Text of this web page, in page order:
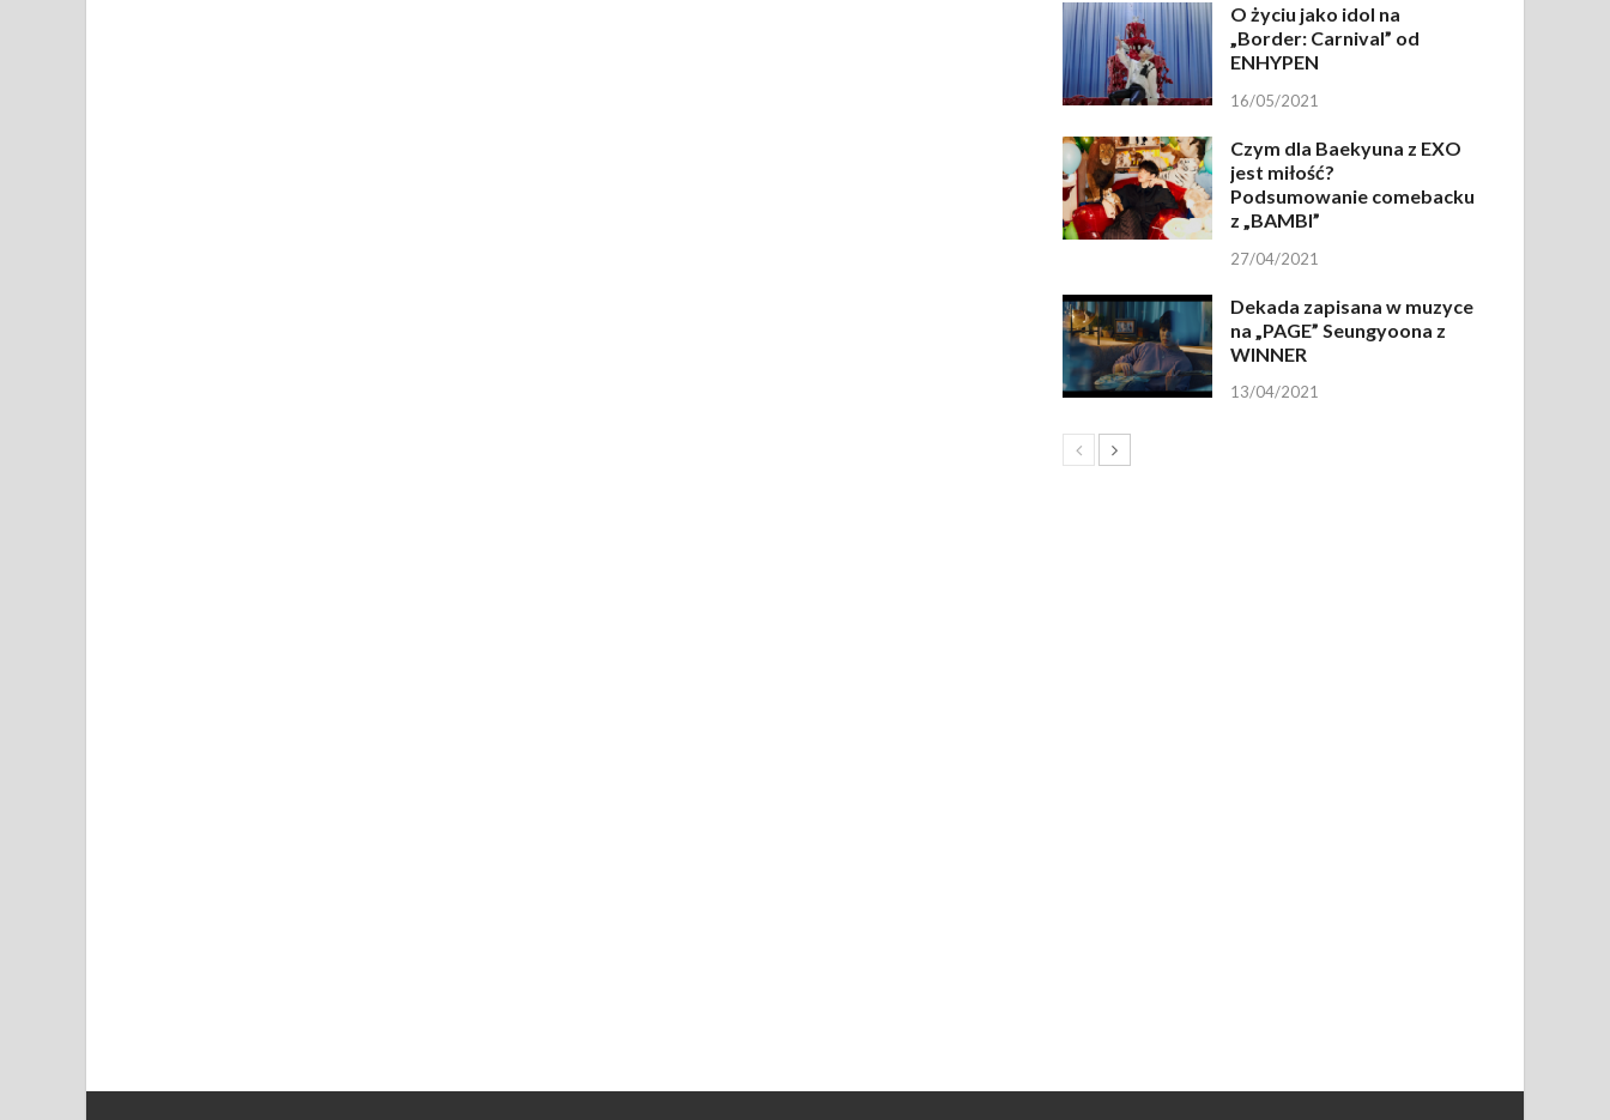
O życiu jako idol na
„Border: Carnival” od
ENHYPEN
16/05/2021
Czym dla Baekyuna z EXO
jest miłość?
Podsumowanie comebacku
z „BAMBI”
27/04/2021
Dekada zapisana w muzyce
na „PAGE” Seungyoona z
WINNER
13/04/2021